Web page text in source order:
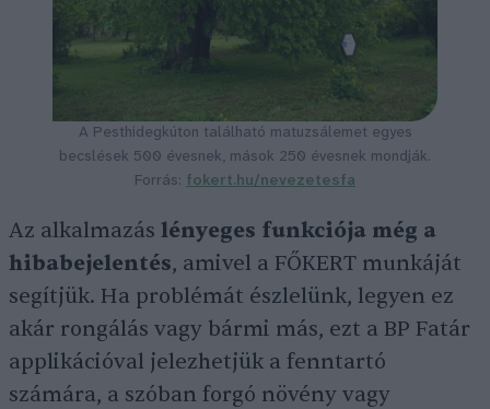
A Pesthidegkúton található matuzsálemet egyes
becslések 500 évesnek, mások 250 évesnek mondják.
Forrás: fokert.hu/nevezetesfa
Az alkalmazás lényeges funkciója még a
hibabejelentés, amivel a FŐKERT munkáját
segítjük. Ha problémát észlelünk, legyen ez
akár rongálás vagy bármi más, ezt a BP Fatár
applikációval jelezhetjük a fenntartó
számára, a szóban forgó növény vagy